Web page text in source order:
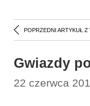
POPRZEDNI ARTYKUŁ Z
Gwiazdy
22 czerwca